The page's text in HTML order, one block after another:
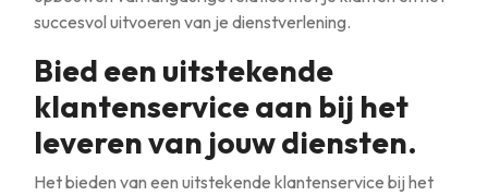
succesvol uitvoeren van je dienstverlening.
Bied een uitstekende
klantenservice aan bij het
leveren van jouw diensten.
Het bieden van een uitstekende klantenservice bij het